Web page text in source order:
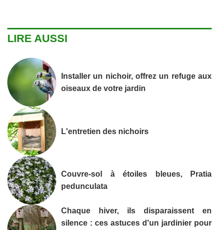
LIRE AUSSI
Installer un nichoir, offrez un refuge aux
oiseaux de votre jardin
L'entretien des nichoirs
Couvre-sol à étoiles bleues, Pratia
pedunculata
Chaque hiver, ils disparaissent en
silence : ces astuces d'un jardinier pour